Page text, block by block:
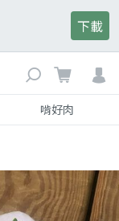
下載
啃好肉